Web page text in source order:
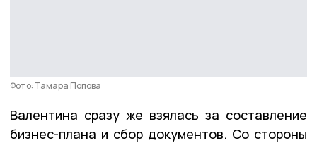
Фото: Тамара Попова
Валентина сразу же взялась за составление
бизнес-плана и сбор документов. Со стороны